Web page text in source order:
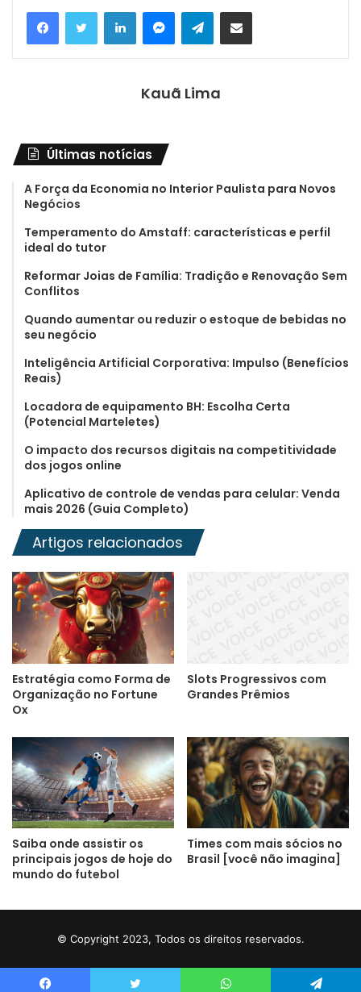
LinkedinMessengerTelegramCompartilhar via e-mail
Kauã Lima
Últimas notícias
A Força da Economia no Interior Paulista para Novos
Negócios
Temperamento do Amstaff: características e perfil
ideal do tutor
Reformar Joias de Família: Tradição e Renovação Sem
Conflitos
Quando aumentar ou reduzir o estoque de bebidas no
seu negócio
Inteligência Artificial Corporativa: Impulso (Benefícios
Reais)
Locadora de equipamento BH: Escolha Certa
(Potencial Marteletes)
O impacto dos recursos digitais na competitividade
dos jogos online
Aplicativo de controle de vendas para celular: Venda
mais 2026 (Guia Completo)
Artigos relacionados
Estratégia como Forma de
Organização no Fortune
Ox
Slots Progressivos com
Grandes Prêmios
Saiba onde assistir os
principais jogos de hoje do
mundo do futebol
Times com mais sócios no
Brasil [você não imagina]
© Copyright 2023, Todos os direitos reservados.